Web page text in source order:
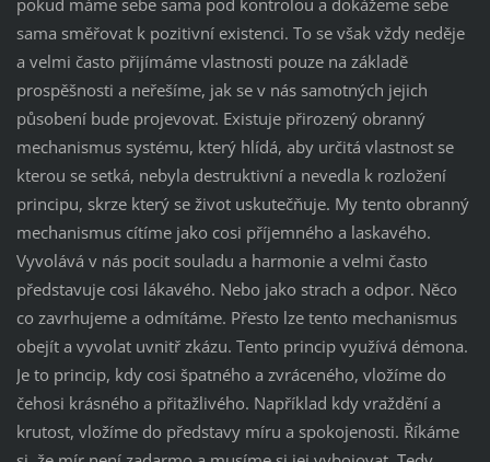
pokud máme sebe sama pod kontrolou a dokážeme sebe
sama směřovat k pozitivní existenci. To se však vždy neděje
a velmi často přijímáme vlastnosti pouze na základě
prospěšnosti a neřešíme, jak se v nás samotných jejich
působení bude projevovat. Existuje přirozený obranný
mechanismus systému, který hlídá, aby určitá vlastnost se
kterou se setká, nebyla destruktivní a nevedla k rozložení
principu, skrze který se život uskutečňuje. My tento obranný
mechanismus cítíme jako cosi příjemného a laskavého.
Vyvolává v nás pocit souladu a harmonie a velmi často
představuje cosi lákavého. Nebo jako strach a odpor. Něco
co zavrhujeme a odmítáme. Přesto lze tento mechanismus
obejít a vyvolat uvnitř zkázu. Tento princip využívá démona.
Je to princip, kdy cosi špatného a zvráceného, vložíme do
čehosi krásného a přitažlivého. Například kdy vraždění a
krutost, vložíme do představy míru a spokojenosti. Říkáme